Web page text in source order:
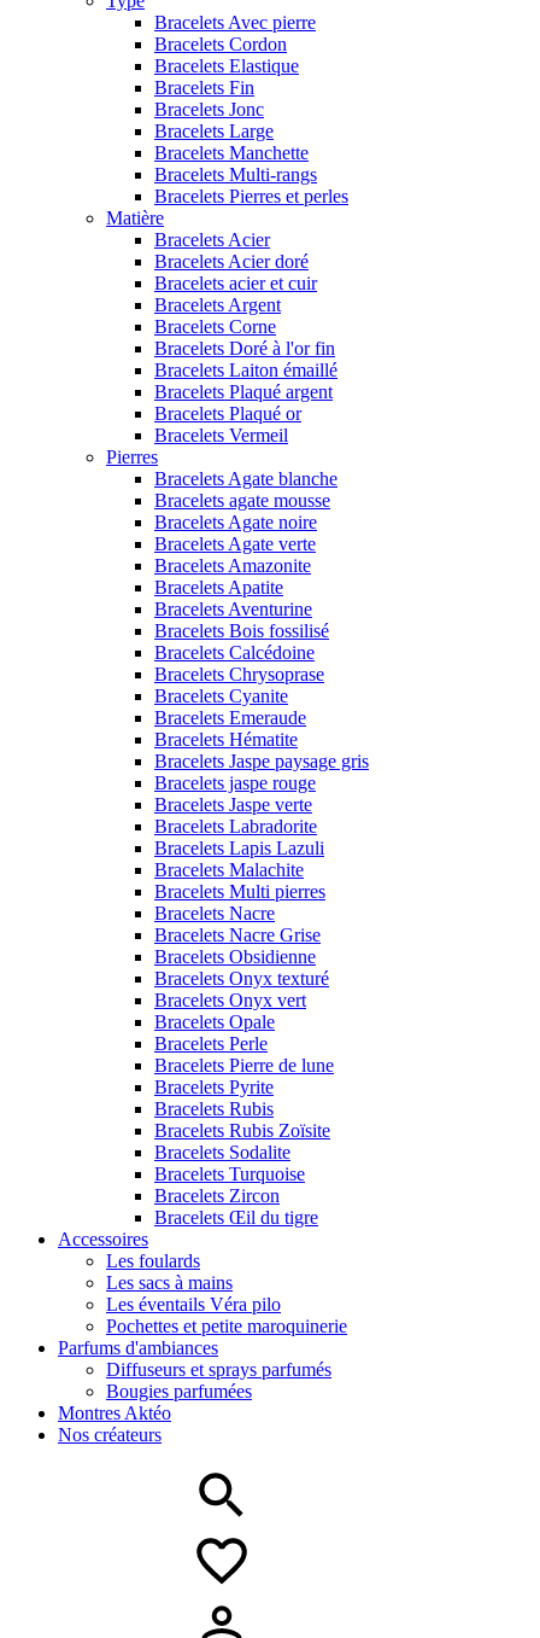
Bracelets Avec pierre
Bracelets Cordon
Bracelets Elastique
Bracelets Fin
Bracelets Jonc
Bracelets Large
Bracelets Manchette
Bracelets Multi-rangs
Bracelets Pierres et perles
Matière
Bracelets Acier
Bracelets Acier doré
Bracelets acier et cuir
Bracelets Argent
Bracelets Corne
Bracelets Doré à l'or fin
Bracelets Laiton émaillé
Bracelets Plaqué argent
Bracelets Plaqué or
Bracelets Vermeil
Pierres
Bracelets Agate blanche
Bracelets agate mousse
Bracelets Agate noire
Bracelets Agate verte
Bracelets Amazonite
Bracelets Apatite
Bracelets Aventurine
Bracelets Bois fossilisé
Bracelets Calcédoine
Bracelets Chrysoprase
Bracelets Cyanite
Bracelets Emeraude
Bracelets Hématite
Bracelets Jaspe paysage gris
Bracelets jaspe rouge
Bracelets Jaspe verte
Bracelets Labradorite
Bracelets Lapis Lazuli
Bracelets Malachite
Bracelets Multi pierres
Bracelets Nacre
Bracelets Nacre Grise
Bracelets Obsidienne
Bracelets Onyx texturé
Bracelets Onyx vert
Bracelets Opale
Bracelets Perle
Bracelets Pierre de lune
Bracelets Pyrite
Bracelets Rubis
Bracelets Rubis Zoïsite
Bracelets Sodalite
Bracelets Turquoise
Bracelets Zircon
Bracelets Œil du tigre
Accessoires
Les foulards
Les sacs à mains
Les éventails Véra pilo
Pochettes et petite maroquinerie
Parfums d'ambiances
Diffuseurs et sprays parfumés
Bougies parfumées
Montres Aktéo
Nos créateurs